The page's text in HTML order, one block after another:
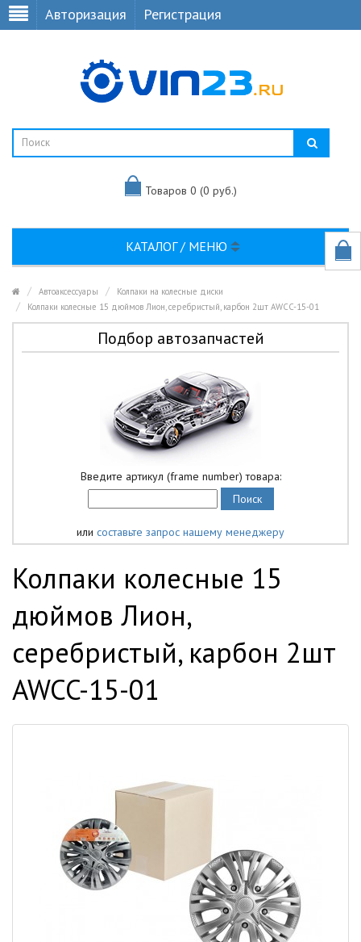
Авторизация Регистрация
Товаров 0 (0 руб.)
КАТАЛОГ / МЕНЮ
Автоаксессуары
Колпаки на колесные диски
Колпаки колесные 15 дюймов Лион, серебристый, карбон 2шт AWCC-15-01
Подбор автозапчастей
Введите артикул (frame number) товара:
или составьте запрос нашему менеджеру
Колпаки колесные 15
дюймов Лион,
серебристый, карбон 2шт
AWCC-15-01